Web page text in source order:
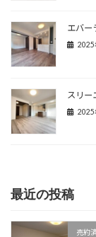
エバー
2025
スリー
2025
最近の投稿
売約